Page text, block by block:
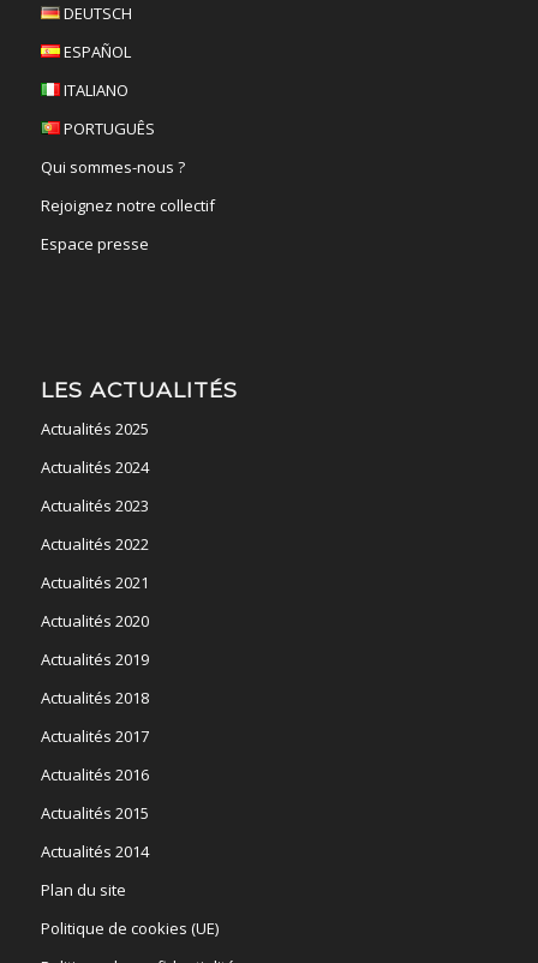
DEUTSCH
ESPAÑOL
ITALIANO
PORTUGUÊS
Qui sommes-nous ?
Rejoignez notre collectif
Espace presse
LES ACTUALITÉS
Actualités 2025
Actualités 2024
Actualités 2023
Actualités 2022
Actualités 2021
Actualités 2020
Actualités 2019
Actualités 2018
Actualités 2017
Actualités 2016
Actualités 2015
Actualités 2014
Plan du site
Politique de cookies (UE)